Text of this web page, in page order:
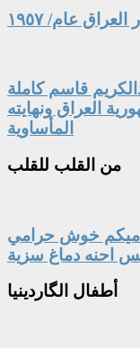
عام/ ١٩٥٧
قاسم كاملة
العراق ونهايته
المأساوية
من القلب للقلب
خوش حرامي
أطفال الگاردينيا